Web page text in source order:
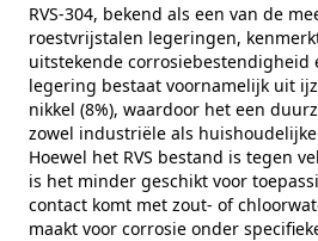
RVS-304, bekend als een van de
roestvrijstalen legeringen,
uitstekende corrosiebestendigheid
legering bestaat voornamelijk uit
nikkel (8%), waardoor het een
zowel industriële als
Hoewel het RVS bestand is tegen
is het minder geschikt voor
contact komt met zout- of
maakt voor corrosie onder